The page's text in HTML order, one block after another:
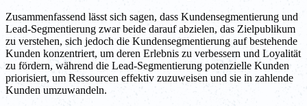
Zusammenfassend lässt sich sagen, dass Kundensegmentierung und
Lead-Segmentierung zwar beide darauf abzielen, das Zielpublikum
zu verstehen, sich jedoch die Kundensegmentierung auf bestehende
Kunden konzentriert, um deren Erlebnis zu verbessern und Loyalität
zu fördern, während die Lead-Segmentierung potenzielle Kunden
priorisiert, um Ressourcen effektiv zuzuweisen und sie in zahlende
Kunden umzuwandeln.